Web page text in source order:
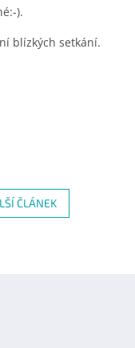
).
blízkých setkání.
ČLÁNEK